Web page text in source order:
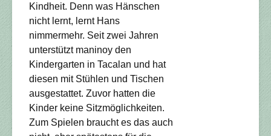
Kindheit. Denn was Hänschen
nicht lernt, lernt Hans
nimmermehr. Seit zwei Jahren
unterstützt maninoy den
Kindergarten in Tacalan und hat
diesen mit Stühlen und Tischen
ausgestattet. Zuvor hatten die
Kinder keine Sitzmöglichkeiten.
Zum Spielen braucht es das auch